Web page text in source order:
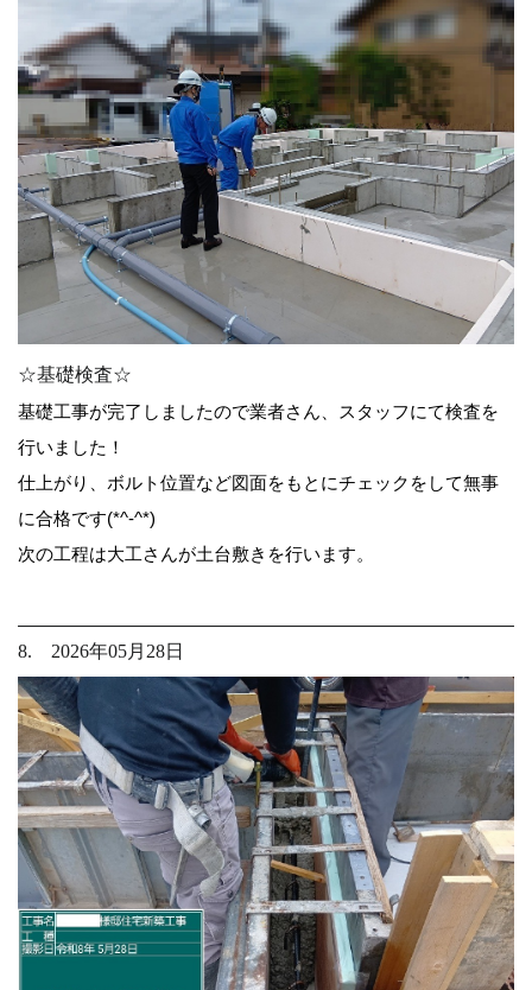
☆基礎検査☆
基礎工事が完了しましたので業者さん、スタッフにて検査を
行いました！
仕上がり、ボルト位置など図面をもとにチェックをして無事
に合格です(*^-^*)
次の工程は大工さんが土台敷きを行います。
8. 2026年05月28日